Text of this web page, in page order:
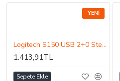
YENI
Logitech S150 USB 2+0 Stereo Hoparlör Siyah 980-000029
1.413,91TL
Sepete Ekle